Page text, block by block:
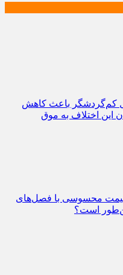
کم‌گردشگر باعث کاهش
این اختلاف به موق
قیمت محسوسی با فصل‌های
است؟